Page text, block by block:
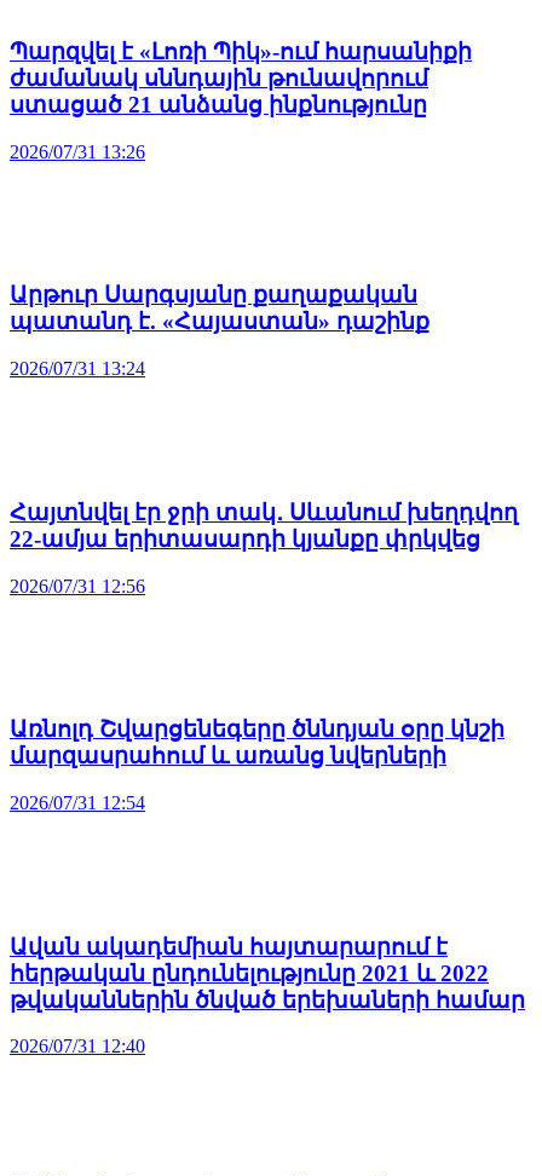
Պարզվել է «Լոռի Պիկ»-ում հարսանիքի
ժամանակ սննդային թունավորում
ստացած 21 անձանց ինքնությունը
2026/07/31 13:26
Արթուր Սարգսյանը քաղաքական
պատանդ է. «Հայաստան» դաշինք
2026/07/31 13:24
Հայտնվել էր ջրի տակ․ Սևանում խեղդվող
22-ամյա երիտասարդի կյանքը փրկվեց
2026/07/31 12:56
Առնոլդ Շվարցենեգերը ծննդյան օրը կնշի
մարզասրահում և առանց նվերների
2026/07/31 12:54
Ավան ակադեմիան հայտարարում է
հերթական ընդունելությունը 2021 և 2022
թվականներին ծնված երեխաների համար
2026/07/31 12:40